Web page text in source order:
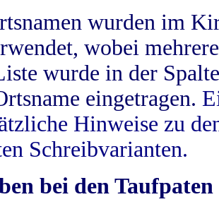
wurden im
wobei
wurde in der
eingetragen.
Hinweise zu
Schreibvarianten.
bei den Taufpaten